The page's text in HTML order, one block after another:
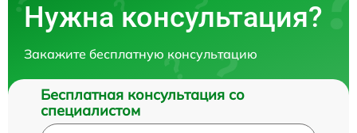
Нужна консультация?
Закажите бесплатную консультацию
Бесплатная консультация со
специалистом